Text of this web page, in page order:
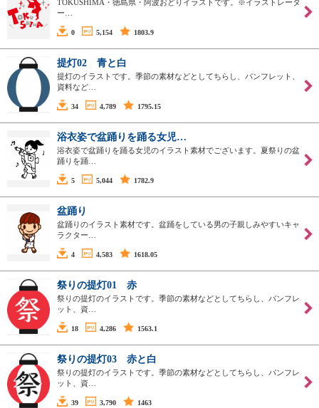
TOKUSHIMA・徳島県・阿波おどりイラストです。※イラストレータ
ー…
0 5,154 1803.9
提灯02 青と白
提灯のイラストです。季節の素材などとしてちらし、パンフレット、
資料など…
34 4,789 1795.15
浴衣姿で盆踊りを踊る女児…
浴衣姿で盆踊りを踊る女児のイラスト素材でございます。夏祭りの盆
踊りを踊…
5 5,044 1782.9
盆踊り
盆踊りのイラスト素材です。盆踊をしている男の子親しみやすいキャ
ラクター…
4 4,583 1618.05
祭りの提灯01 赤
祭りの提灯のイラストです。季節の素材などとしてちらし、パンフレ
ット、資…
18 4,286 1563.1
祭りの提灯03 赤と白
祭りの提灯のイラストです。季節の素材などとしてちらし、パンフレ
ット、資…
39 3,790 1463